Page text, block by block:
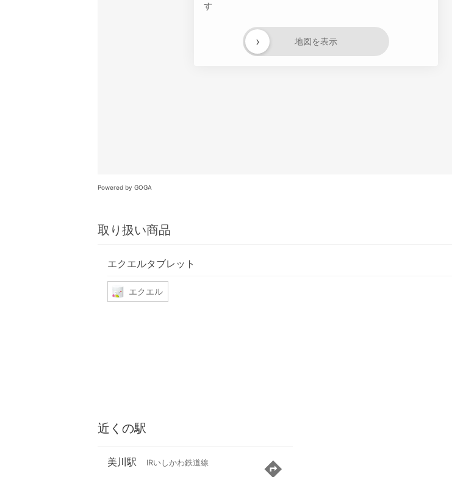
す
地図を表示
›
Powered by GOGA
取り扱い商品
エクエルタブレット
エクエル
近くの駅
美川駅 IRいしかわ鉄道線